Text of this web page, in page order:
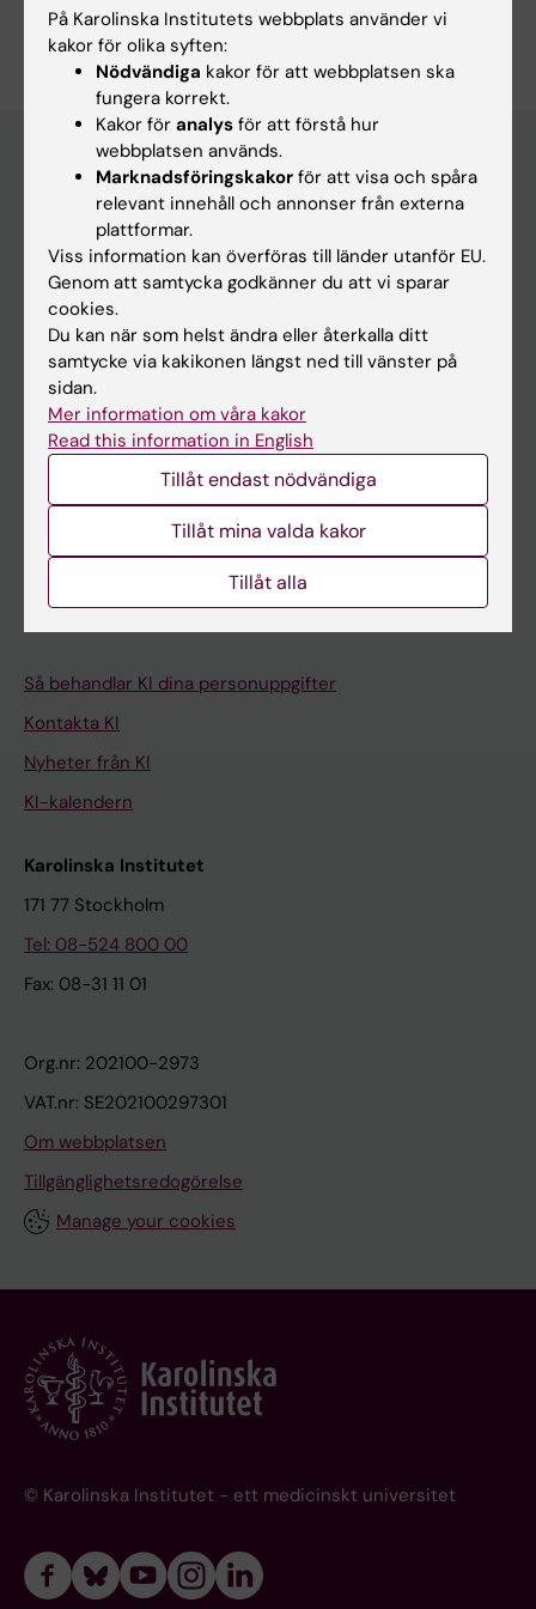
Michelle Azorbo
Redaktör:Michelle Azorbo
Sidan uppdaterad:2025-08-22
Utbildningsmöjligheter på KI
Program och fristående kurser
Uppdragsutbildning
Forskarutbildning
Student
Ladok
Canvas
Schema
Kurs- och programwebbar
Så behandlar KI dina personuppgifter
Kontakta KI
Nyheter från KI
KI-kalendern
Karolinska Institutet
171 77 Stockholm
Tel: 08-524 800 00
Fax: 08-31 11 01
Org.nr: 202100-2973
VAT.nr: SE202100297301
Om webbplatsen
Tillgänglighetsredogörelse
Manage your cookies
© Karolinska Institutet - ett medicinskt universitet
På Karolinska Institutets webbplats använder vi
kakor för olika syften:
Nödvändiga kakor för att webbplatsen ska
fungera korrekt.
Kakor för analys för att förstå hur
webbplatsen används.
Marknadsföringskakor för att visa och spåra
relevant innehåll och annonser från externa
plattformar.
Viss information kan överföras till länder utanför EU.
Genom att samtycka godkänner du att vi sparar
cookies.
Du kan när som helst ändra eller återkalla ditt
samtycke via kakikonen längst ned till vänster på
sidan.
Mer information om våra kakor
Read this information in English
Tillåt endast nödvändiga
Tillåt mina valda kakor
Tillåt alla